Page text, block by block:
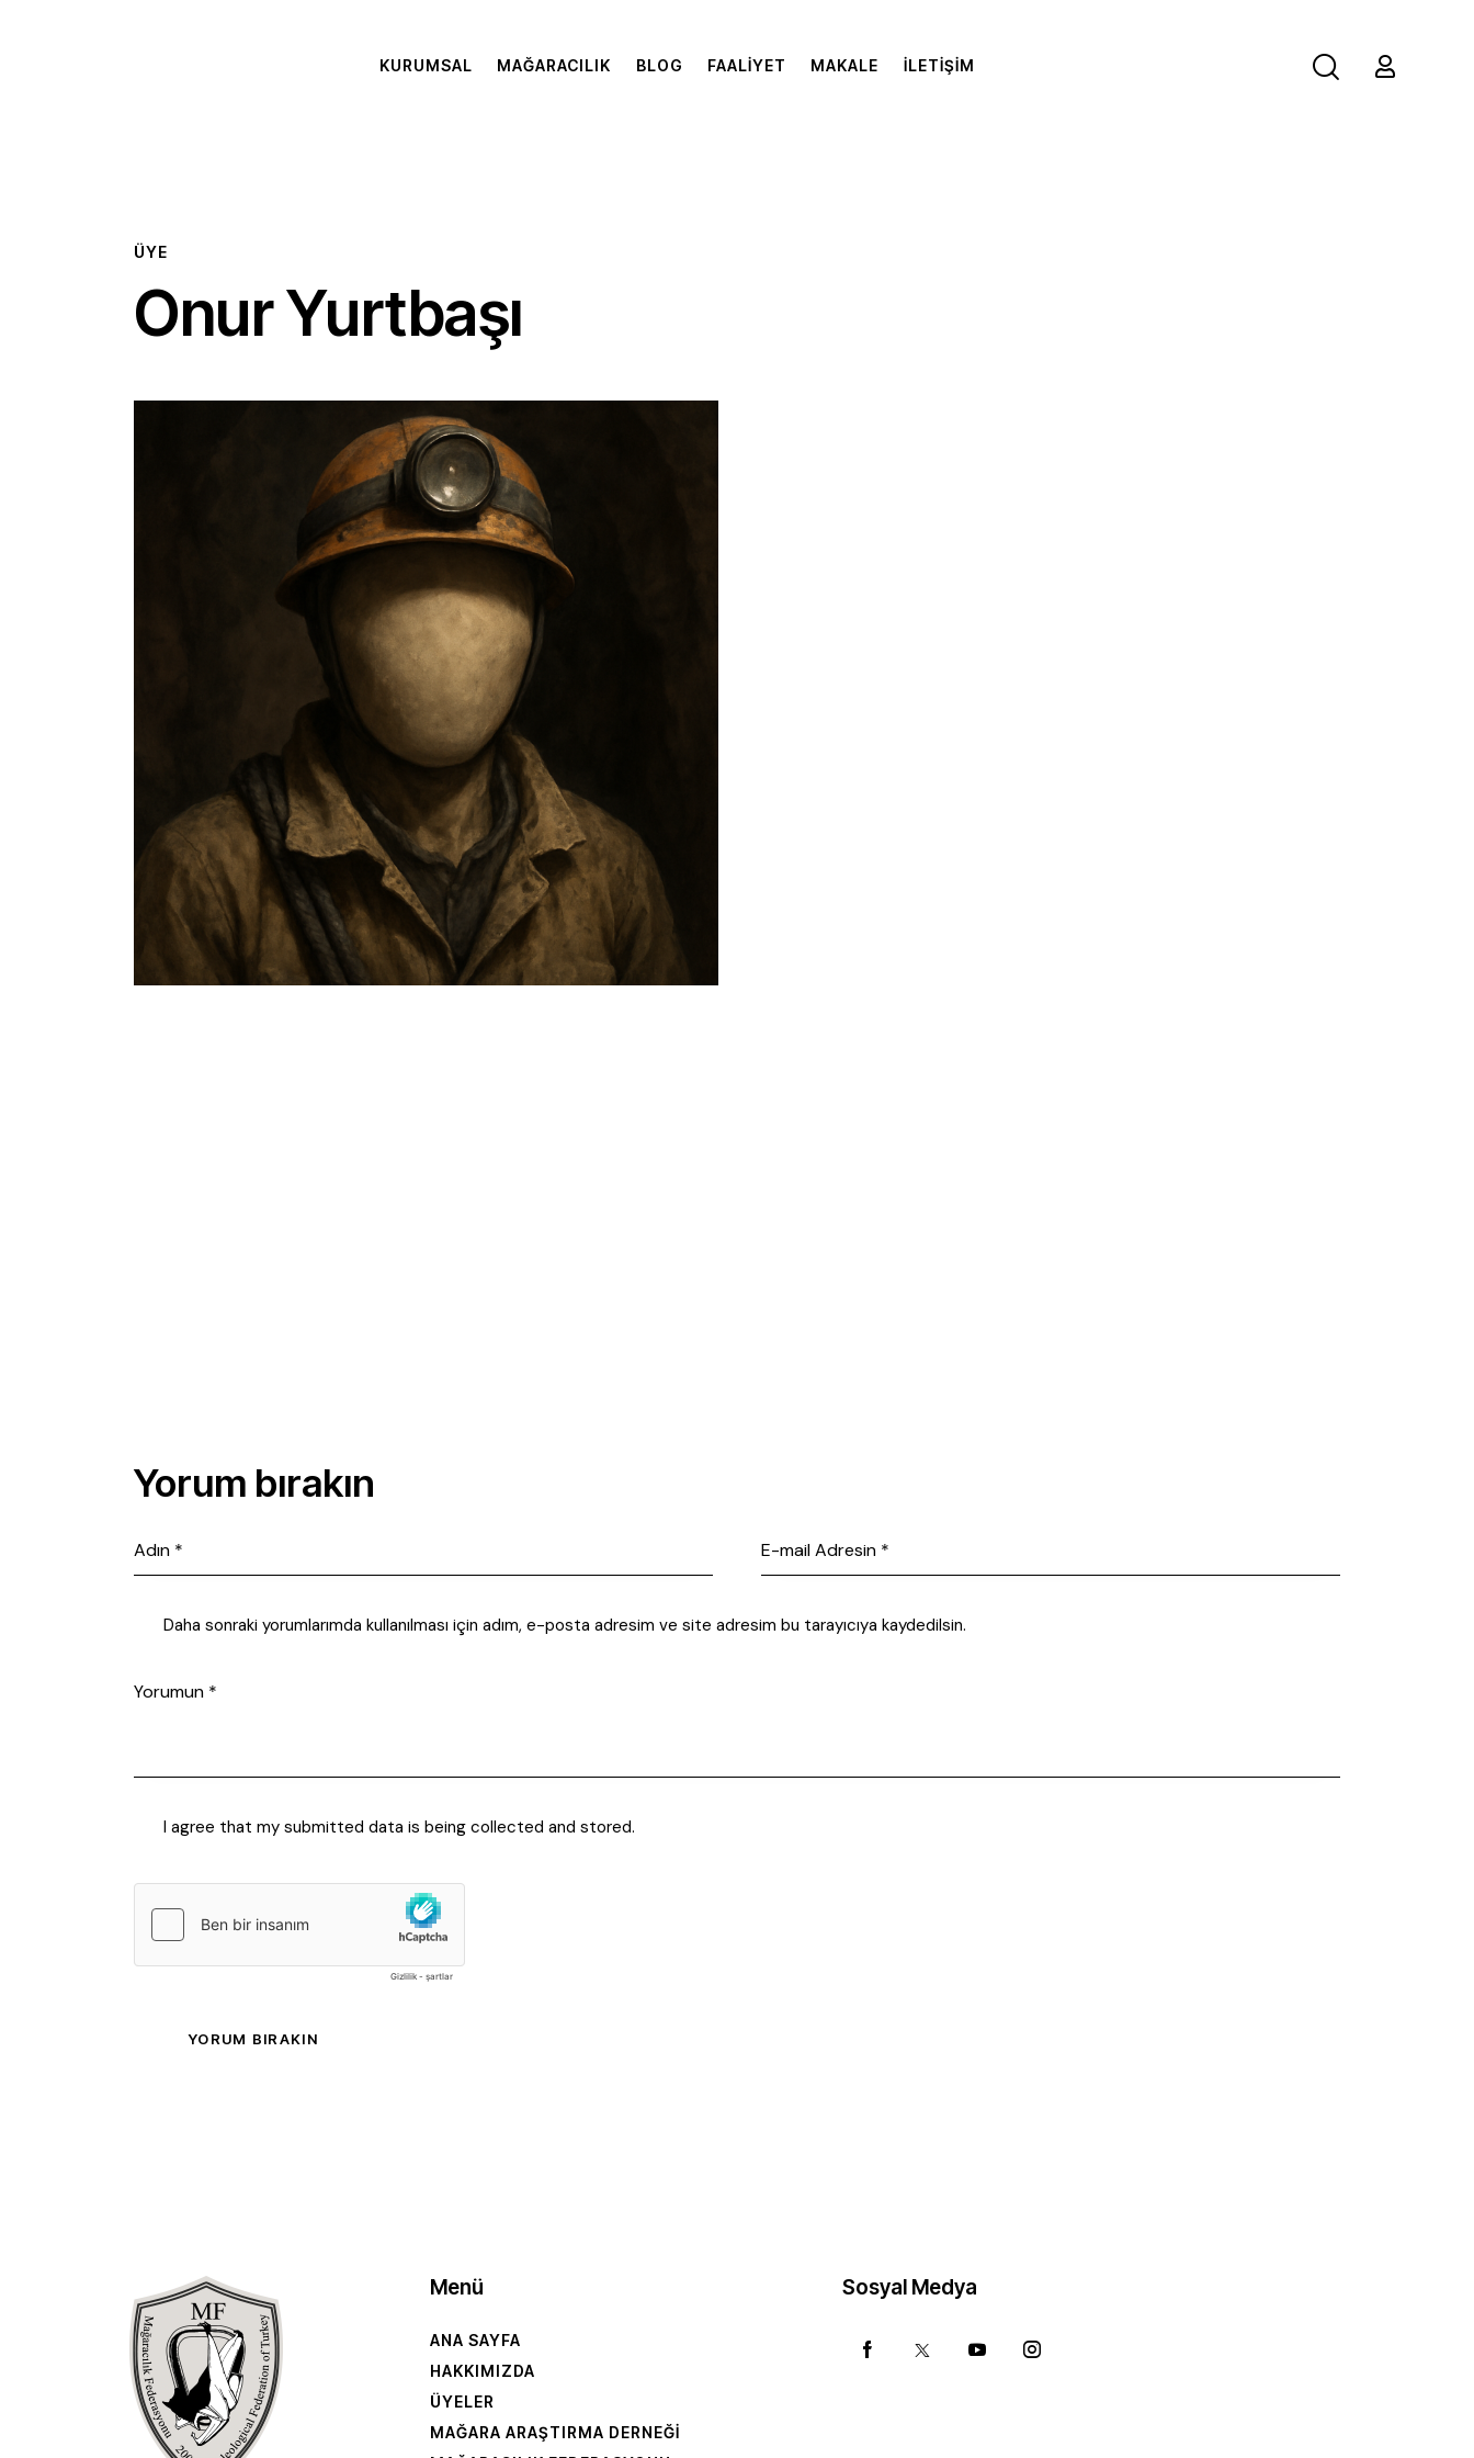
KURUMSAL MAĞARACILIK BLOG FAALIYET MAKALE İLETIŞIM
ÜYE
Onur Yurtbaşı
Yorum bırakın
Daha sonraki yorumlarımda kullanılması için adım, e-posta adresim ve site adresim bu tarayıcıya kaydedilsin.
I agree that my submitted data is being collected and stored.
Menü
ANA SAYFA
HAKKIMIZDA
ÜYELER
MAĞARA ARAŞTIRMA DERNEĞI
Sosyal Medya